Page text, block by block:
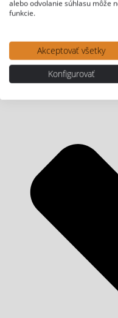
alebo odvolanie súhlasu môže
funkcie.
Akceptovať všetky
Konfigurovať